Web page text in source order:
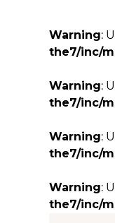
Warning:
the7/inc/
Warning:
the7/inc/
Warning:
the7/inc/
Warning:
the7/inc/